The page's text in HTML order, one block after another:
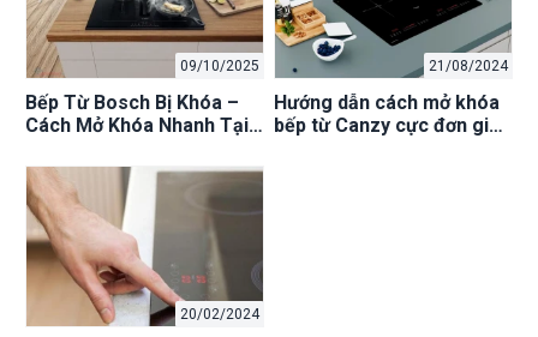
09/10/2025
Bếp Từ Bosch Bị Khóa –
Cách Mở Khóa Nhanh Tại
21/08/2024
Hướng dẫn cách mở khóa
bếp từ Canzy cực đơn giản
20/02/2024